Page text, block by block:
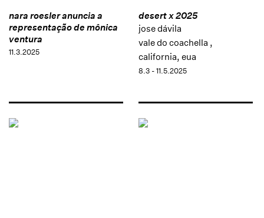
nara roesler anuncia a
representação de mônica
ventura
11.3.2025
desert x 2025
jose dávila
vale do coachella ,
california, eua
8.3 - 11.5.2025